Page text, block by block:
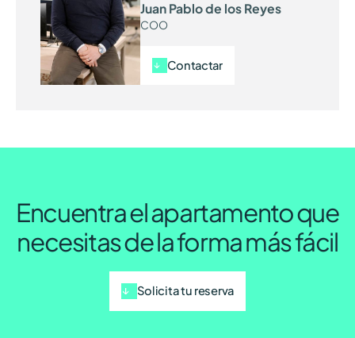
Juan Pablo de los Reyes
COO
Contactar
Encuentra el apartamento que
necesitas de la forma más fácil
Solicita tu reserva